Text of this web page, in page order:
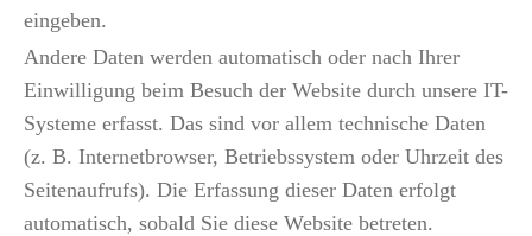
eingeben.
Andere Daten werden automatisch oder nach Ihrer
Einwilligung beim Besuch der Website durch unsere IT-
Systeme erfasst. Das sind vor allem technische Daten
(z. B. Internetbrowser, Betriebssystem oder Uhrzeit des
Seitenaufrufs). Die Erfassung dieser Daten erfolgt
automatisch, sobald Sie diese Website betreten.